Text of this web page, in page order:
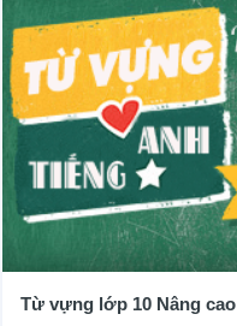
Từ vựng lớp 10 Nâng cao